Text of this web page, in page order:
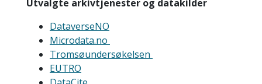
Utvalgte arkivtjenester og datakilder
DataverseNO
Microdata.no
Tromsøundersøkelsen
EUTRO